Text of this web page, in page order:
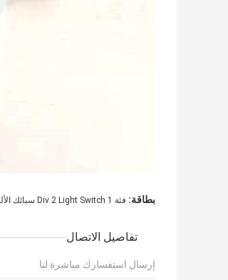
بطاقة: فئة 1 Div 2 Light Switch سبائك الألومنيوم
تفاصيل الاتصال
إرسال استفسارك مباشرة لنا